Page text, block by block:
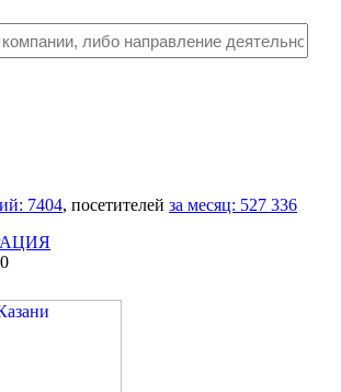
7404, посетителей за месяц: 527 336